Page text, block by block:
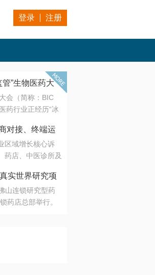
登录 注册
接、终端运营
”生物医药大
会（简称：BIC
药行业正经历“冰
里”的支付与入院
路，全产业链协
构生态，定义未
肽与小核酸的技
垒，让“实验
监管、产业、资
对接、终端运
区域增长核心诉
药店、中医诊所及
实世界研究项
山连锁研究型药
药店总部举行。